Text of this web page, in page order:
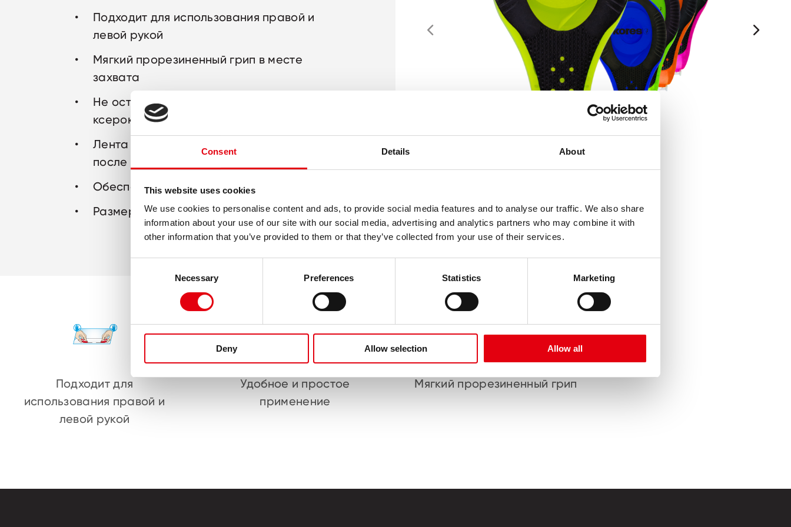
Consent Details About
This website uses cookies
We use cookies to personalise content and ads, to provide social media features and to analyse our traffic. We also share
information about your use of our site with our social media, advertising and analytics partners who may combine it with
other information that you’ve provided to them or that they’ve collected from your use of their services.
Necessary Preferences Statistics Marketing
Deny Allow selection Allow all
Подходит для использования правой и
левой рукой
Мягкий прорезиненный грип в месте
захвата
Не оставляет следов на документах при
ксерокопировании
Лента ровно ложится и не отслаивается
после нанесения
Обеспечивает полное покрытие текста
Размер ленты: 8 м x 4,2 мм
Подходит для
использования правой и
левой рукой
Удобное и простое
применение
Мягкий прорезиненный грип